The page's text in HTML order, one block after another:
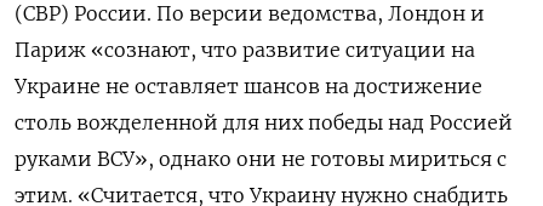
(СВР) России. По версии ведомства, Лондон и
Париж «сознают, что развитие ситуации на
Украине не оставляет шансов на достижение
столь вожделенной для них победы над Россией
руками ВСУ», однако они не готовы мириться с
этим. «Считается, что Украину нужно снабдить